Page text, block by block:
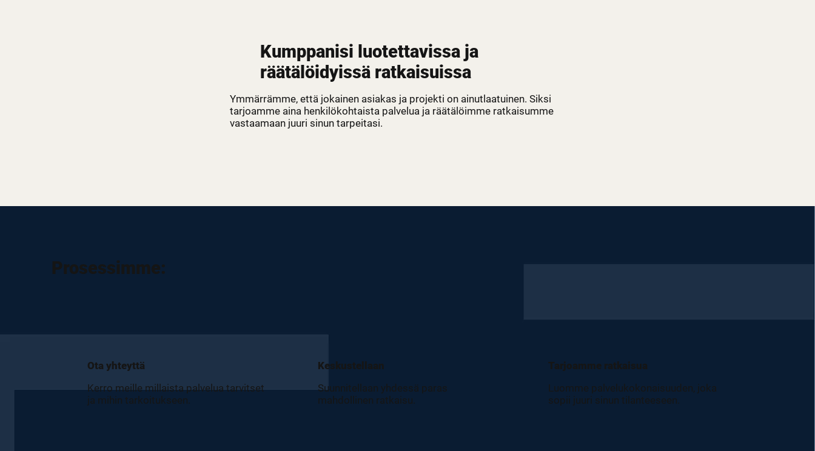
Kumppanisi luotettavissa ja
räätälöidyissä ratkaisuissa
Ymmärrämme, että jokainen asiakas ja projekti on ainutlaatuinen. Siksi
tarjoamme aina henkilökohtaista palvelua ja räätälöimme ratkaisumme
vastaamaan juuri sinun tarpeitasi.
Prosessimme:
Ota yhteyttä
Kerro meille millaista palvelua tarvitset
ja mihin tarkoitukseen.
Keskustellaan
Suunnitellaan yhdessä paras
mahdollinen ratkaisu.
Tarjoamme ratkaisua
Luomme palvelukokonaisuuden, joka
sopii juuri sinun tilanteeseen.